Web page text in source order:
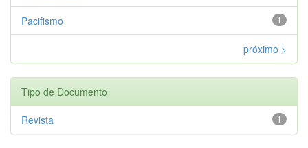
1
Pacifismo
próximo >
Tipo de Documento
1
Revista